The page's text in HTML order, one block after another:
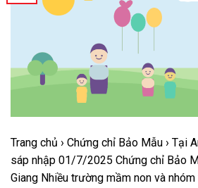
Trang chủ › Chứng chỉ Bảo Mẫu › Tại
sáp nhập 01/7/2025 Chứng chỉ Bảo
Giang Nhiều trường mầm non và